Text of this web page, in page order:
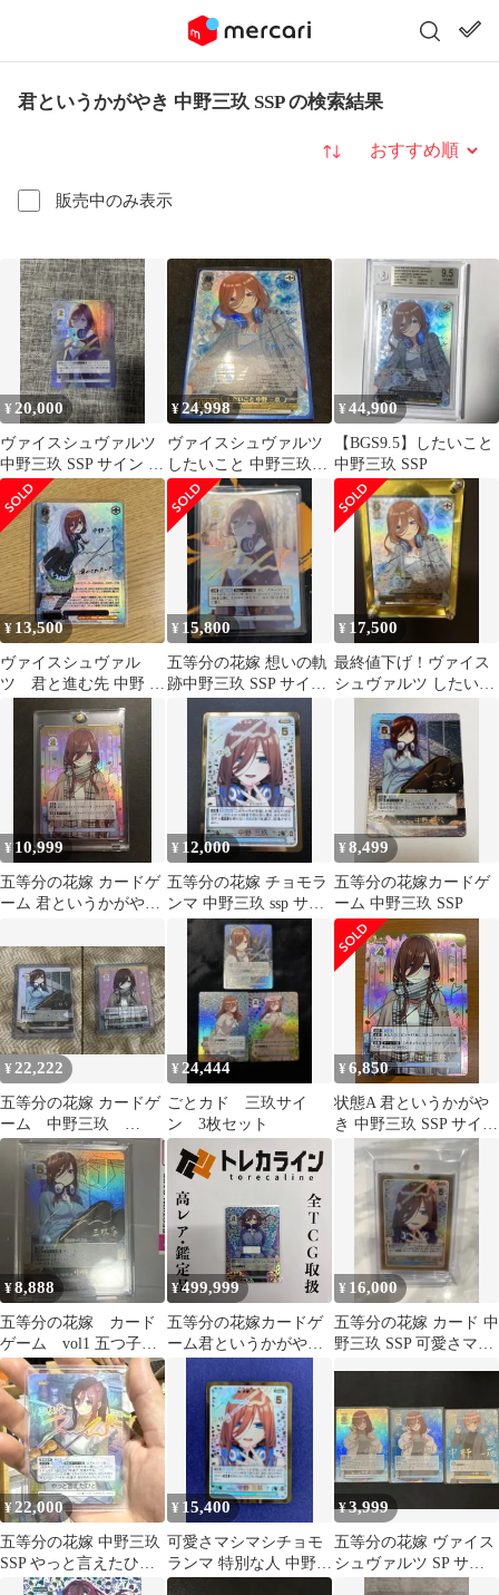
君というかがやき 中野三玖 SSP の検索結果
販売中のみ表示
並び替え
¥ 20,000
ヴァイスシュヴァルツ
中野三玖 SSP サイン 五
等分の花嫁
¥24,998
ヴァイスシュヴァルツ
したいこと 中野三玖
SSP サイン
¥44,900
【BGS9.5】したいこと
中野三玖 SSP
¥ 13,500
ヴァイスシュヴァル
ツ 君と進む先 中野 三
玖 サイン SP 五等分
の花嫁
¥ 15,800
五等分の花嫁 想いの軌
跡中野三玖 SSP サイン
モランマ
¥ 17,500
最終値下げ！ヴァイス
シュヴァルツ したいこ
¥ 10,999
五等分の花嫁 カードゲ
ーム 君というかがやき
¥ 12,000
五等分の花嫁 チョモラ
ンマ 中野三玖 ssp サイ
¥8,499
五等分の花嫁カードゲ
ーム 中野三玖 SSP
¥ 22,222
五等分の花嫁 カードゲ
ーム 中野三玖
SSP 2種
¥ 24,444
ごとカド 三玖サイ
ン 3枚セット
¥6,850
状態A 君というかがや
き 中野三玖 SSP サイン
入り GYC-BP3-017P1★
五等分の花嫁カードゲ
¥8,888
五等分の花嫁 カード
ゲーム vol1 五つ子の
三女 中野三玖 ssp
¥499,999
五等分の花嫁カードゲ
ーム君というかがやき
インシリアルナンバー
¥ 16,000
五等分の花嫁 カード 中
野三玖 SSP 可愛さマシ
¥22,000
五等分の花嫁 中野三玖
SSP やっと言えたひと
こと
¥ 15,400
可愛さマシマシチョモ
ランマ 特別な人 中野三
玖 SSP
¥3,999
五等分の花嫁 ヴァイス
シュヴァルツ SP サイ
ンカード 3枚セット 中